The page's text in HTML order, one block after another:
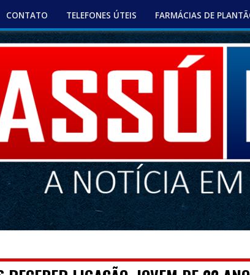
CONTATO TELEFONES ÚTEIS FARMÁCIAS DE